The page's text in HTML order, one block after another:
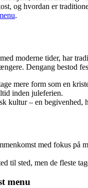
og hvordan er
.
moderne tider, har
Dengang bestod
mere form som en
inden juleferien.
kultur – en
med fokus
til sted, men de fleste
menu